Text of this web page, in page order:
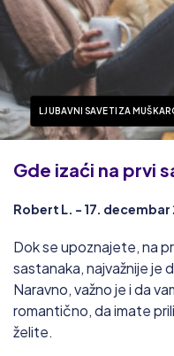
LJUBAVNI SAVETI ZA
Gde izaći na prvi
Robert L. - 17. decembar
Dok se upoznajete, na
sastanaka, najvažnije je
Naravno, važno je i da
romantično, da imate
želite.